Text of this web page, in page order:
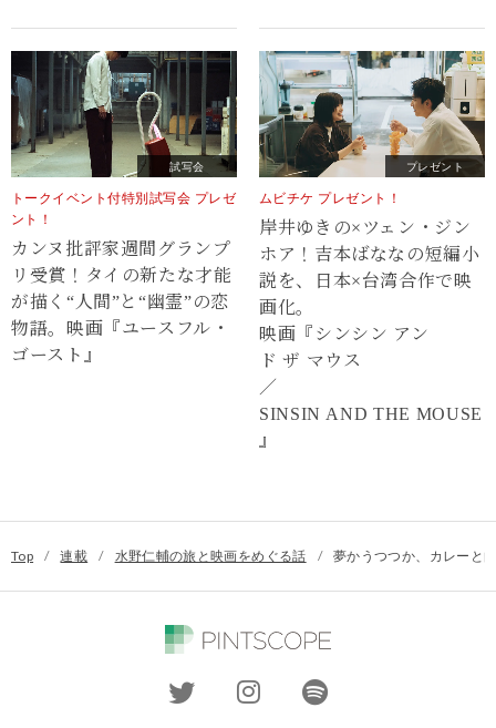
試写会
トークイベント付特別試写会 プレゼ
ント！
カンヌ批評家週間グランプ
リ受賞！タイの新たな才能
が描く“⼈間”と“幽霊”の恋
物語。映画『ユースフル・
ゴースト』
プレゼント
ムビチケ プレゼント！
岸井ゆきの×ツェン・ジン
ホア！吉本ばななの短編小
説を、日本×台湾合作で映
画化。
映画『シンシン アン
ド ザ マウス
／
SINSIN AND THE MOUSE
』
Top / 連載 / 水野仁輔の旅と映画をめぐる話 / 夢かうつつか、カレーと